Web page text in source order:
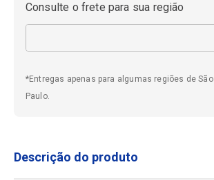
Consulte o frete para sua região
*Entregas apenas para algumas regiões de São
Paulo.
Descrição do produto